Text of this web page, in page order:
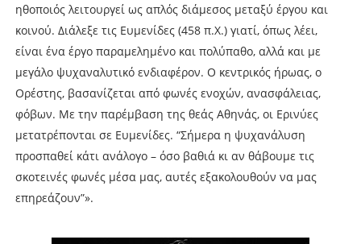
ηθοποιός λειτουργεί ως απλός διάμεσος μεταξύ έργου και
κοινού. Διάλεξε τις Ευμενίδες (458 π.Χ.) γιατί, όπως λέει,
είναι ένα έργο παραμελημένο και πολύπαθο, αλλά και με
μεγάλο ψυχαναλυτικό ενδιαφέρον. Ο κεντρικός ήρωας, ο
Ορέστης, βασανίζεται από φωνές ενοχών, ανασφάλειας,
φόβων. Με την παρέμβαση της θεάς Αθηνάς, οι Ερινύες
μετατρέπονται σε Ευμενίδες. “Σήμερα η ψυχανάλυση
προσπαθεί κάτι ανάλογο – όσο βαθιά κι αν θάβουμε τις
σκοτεινές φωνές μέσα μας, αυτές εξακολουθούν να μας
επηρεάζουν”».